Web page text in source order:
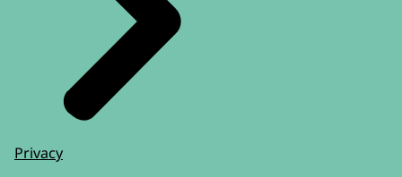
Privacy